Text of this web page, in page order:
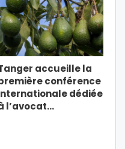
accueille la
conférence
dédiée
l’avocat…